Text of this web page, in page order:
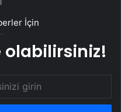
İçin
olabilirsiniz!